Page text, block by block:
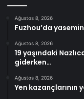
Ağustos 8, 2026
Fuzhou’da
Ağustos 8, 2026
19 yaşındaki
giderken…
Ağustos 8, 2026
Yen kazançlarının